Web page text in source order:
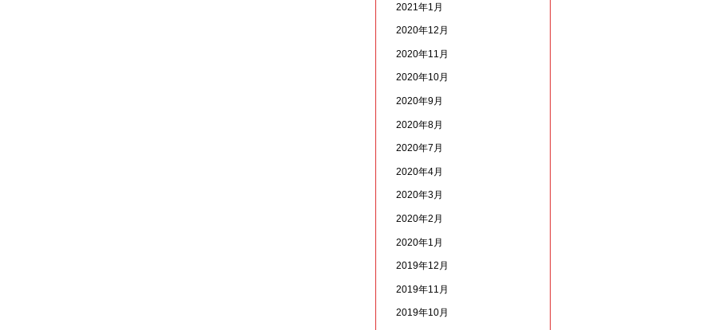
2021年1月
2020年12月
2020年11月
2020年10月
2020年9月
2020年8月
2020年7月
2020年4月
2020年3月
2020年2月
2020年1月
2019年12月
2019年11月
2019年10月